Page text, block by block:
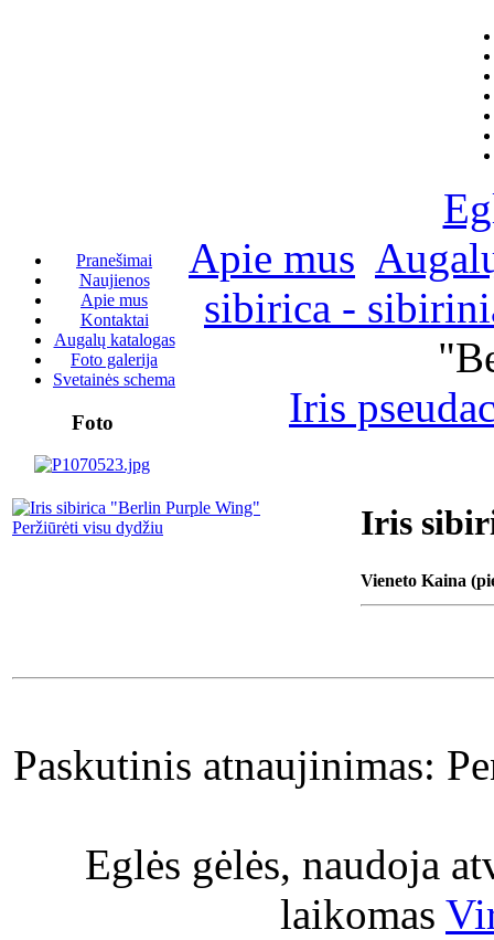
Pranešimai
Naujienos
Apie mus
Kontaktai
Augalų katalogas
Foto galerija
Svetainės schema
Foto
Apie mus
sibirica -
Iris
Peržiūrėti visu dydžiu Iris
Vieneto Kaina
Paskutinis atnaujinimas:
Eglės gėlės, naudoja
laikomas